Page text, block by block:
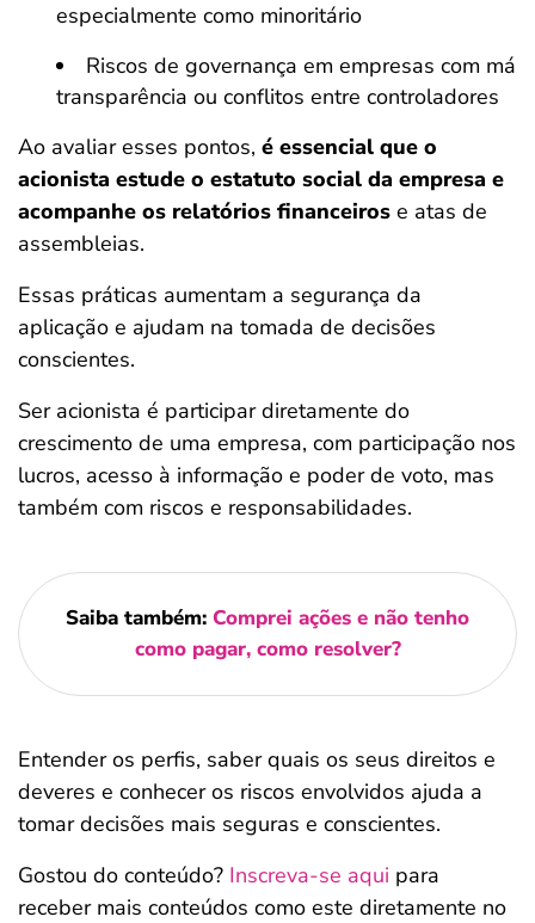
especialmente como minoritário
Riscos de governança em empresas com má
transparência ou conflitos entre controladores
Ao avaliar esses pontos, é essencial que o
acionista estude o estatuto social da empresa e
acompanhe os relatórios financeiros e atas de
assembleias.
Essas práticas aumentam a segurança da
aplicação e ajudam na tomada de decisões
conscientes.
Ser acionista é participar diretamente do
crescimento de uma empresa, com participação nos
lucros, acesso à informação e poder de voto, mas
também com riscos e responsabilidades.
Saiba também: Comprei ações e não tenho
como pagar, como resolver?
Entender os perfis, saber quais os seus direitos e
deveres e conhecer os riscos envolvidos ajuda a
tomar decisões mais seguras e conscientes.
Gostou do conteúdo? Inscreva-se aqui para
receber mais conteúdos como este diretamente no